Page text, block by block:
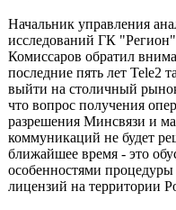
Начальник управления
исследований ГК
Комиссаров обратил
последние пять лет Tele2
выйти на столичный
что вопрос получения
разрешения Минсвязи и
коммуникаций не будет
ближайшее время - это
особенностями
лицензий на территории